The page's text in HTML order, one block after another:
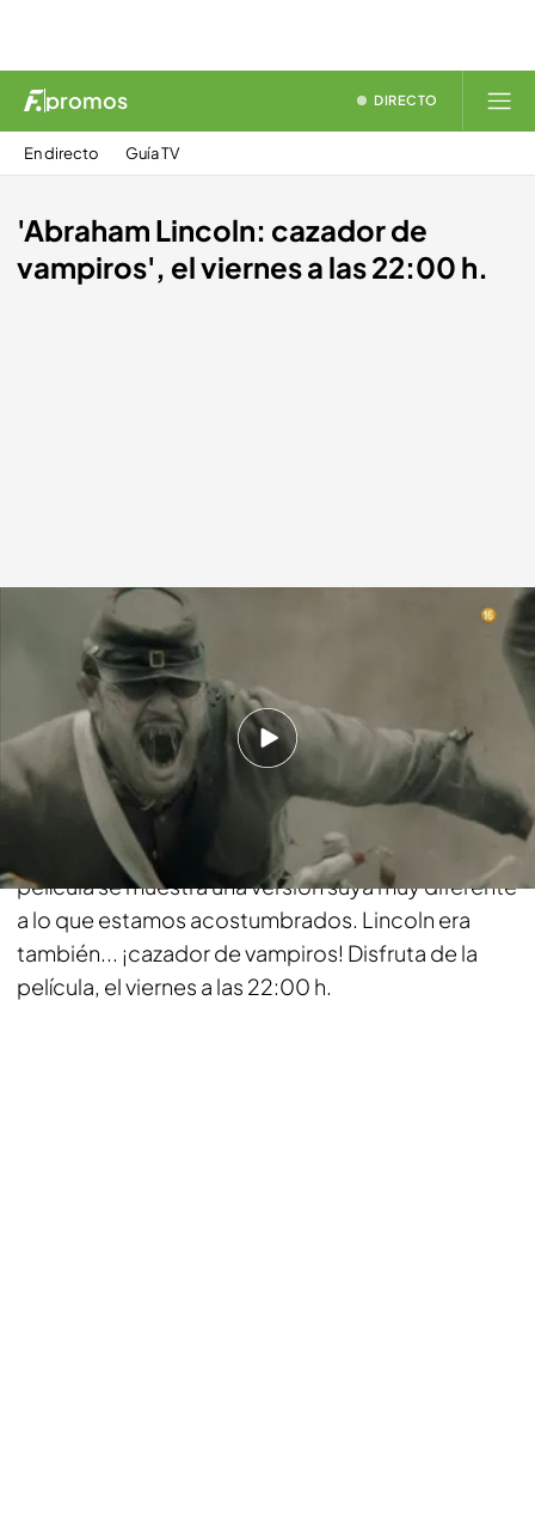
promos DIRECTO
En directo Guía TV
'Abraham Lincoln: cazador de
vampiros', el viernes a las 22:00 h.
30 OCT 2017 - 12:39h.
Compartir
Conocemos a Abraham Lincoln por su labor como
Presidente de Estados Unidos, pero en esta
película se muestra una versión suya muy diferente
a lo que estamos acostumbrados. Lincoln era
también... ¡cazador de vampiros! Disfruta de la
película, el viernes a las 22:00 h.